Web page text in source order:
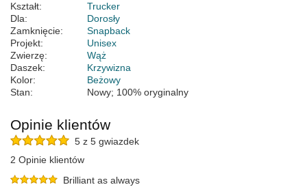
Kształt:
Trucker
Dla:
Dorosły
Zamknięcie:
Snapback
Projekt:
Unisex
Zwierzę:
Wąż
Daszek:
Krzywizna
Kolor:
Beżowy
Stan:
Nowy; 100% oryginalny
Opinie klientów
5 z 5 gwiazdek
2 Opinie klientów
Brilliant as always